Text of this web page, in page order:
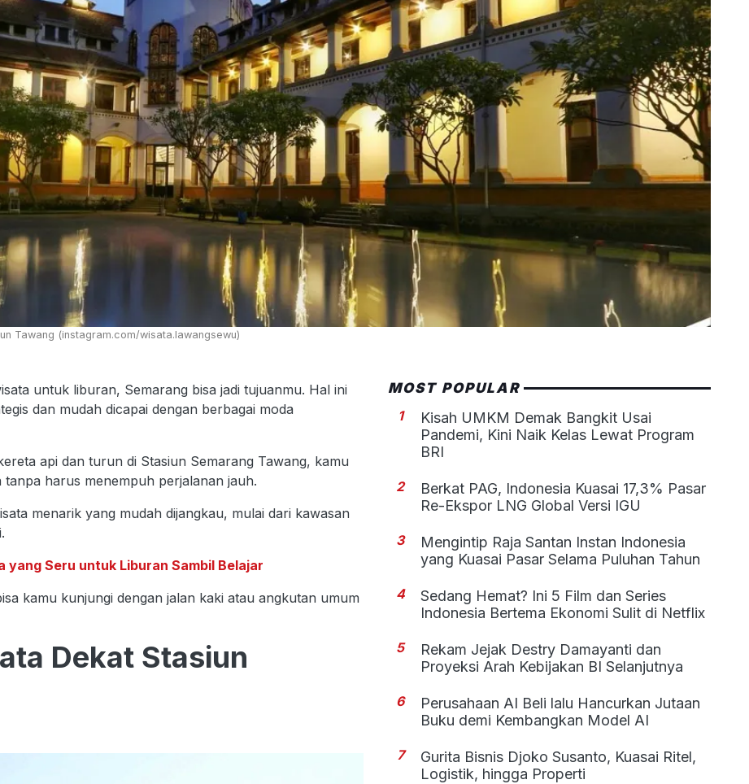
Tawang (instagram.com/wisata.lawangsewu)
untuk liburan, Semarang bisa jadi tujuanmu. Hal ini
dan mudah dicapai dengan berbagai moda
api dan turun di Stasiun Semarang Tawang, kamu
harus menempuh perjalanan jauh.
menarik yang mudah dijangkau, mulai dari kawasan
yang Seru untuk Liburan Sambil Belajar
kamu kunjungi dengan jalan kaki atau angkutan umum
Dekat Stasiun
MOST POPULAR
1
Kisah UMKM Demak Bangkit Usai
Pandemi, Kini Naik Kelas Lewat Program
BRI
2
Berkat PAG, Indonesia Kuasai 17,3% Pasar
Re-Ekspor LNG Global Versi IGU
3
Mengintip Raja Santan Instan Indonesia
yang Kuasai Pasar Selama Puluhan Tahun
4
Sedang Hemat? Ini 5 Film dan Series
Indonesia Bertema Ekonomi Sulit di Netflix
5
Rekam Jejak Destry Damayanti dan
Proyeksi Arah Kebijakan BI Selanjutnya
6
Perusahaan AI Beli lalu Hancurkan Jutaan
Buku demi Kembangkan Model AI
7
Gurita Bisnis Djoko Susanto, Kuasai Ritel,
Logistik, hingga Properti